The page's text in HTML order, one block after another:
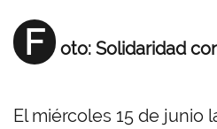
A
pp m
F oto: Solidaridad
El miércoles 15 de junio